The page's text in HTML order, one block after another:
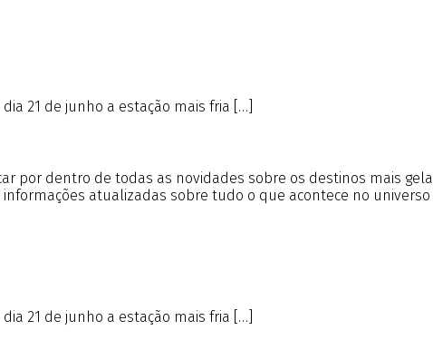
21 de junho a estação mais fria […]
por dentro de todas as novidades sobre os destinos mais
atualizadas sobre tudo o que acontece no
21 de junho a estação mais fria […]